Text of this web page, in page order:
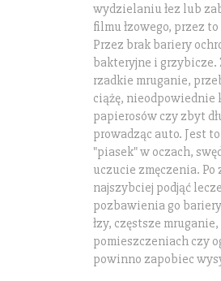
wydzielaniu łez lub
filmu łzowego, przez
Przez brak bariery
bakteryjne i grzybicze.
rzadkie mruganie,
ciążę, nieodpowiednie
papierosów czy zbyt
prowadząc auto. Jest
"piasek" w oczach,
uczucie zmęczenia.
najszybciej podjąć
pozbawienia go
łzy, częstsze
pomieszczeniach czy
powinno zapobiec